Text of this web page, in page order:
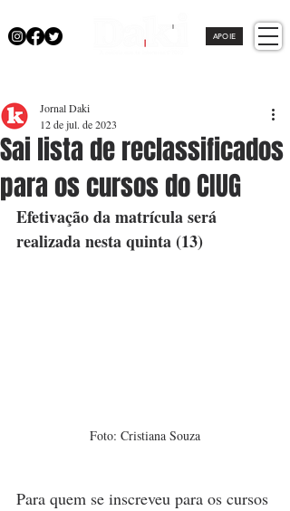
APOIE
Sai lista de reclassificados
para os cursos do CIUG
Jornal Daki
12 de jul. de 2023
Efetivação da matrícula será
realizada nesta quinta (13)
Foto: Cristiana Souza
Para quem se inscreveu para os cursos